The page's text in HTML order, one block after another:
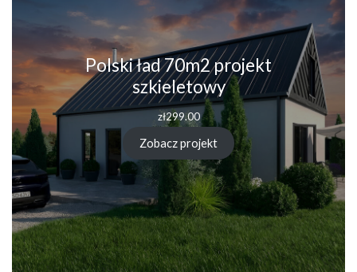
Polski ład 70m2 projekt
szkieletowy
zł299.00
Zobacz projekt